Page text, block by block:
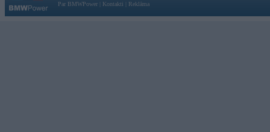
Par BMWPower
Kontakti Reklāma